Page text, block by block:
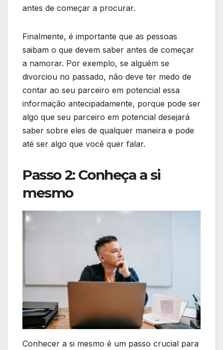
antes de começar a procurar.
Finalmente, é importante que as pessoas
saibam o que devem saber antes de começar
a namorar. Por exemplo, se alguém se
divorciou no passado, não deve ter medo de
contar ao seu parceiro em potencial essa
informação antecipadamente, porque pode ser
algo que seu parceiro em potencial desejará
saber sobre eles de qualquer maneira e pode
até ser algo que você quer falar.
Passo 2: Conheça a si
mesmo
Conhecer a si mesmo é um passo crucial para